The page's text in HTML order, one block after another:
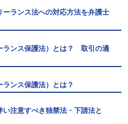
ランス法への対応方法を弁護士
ランス保護法）とは？ 取引の適
ンス保護法）とは？
注意すべき独禁法・下請法と